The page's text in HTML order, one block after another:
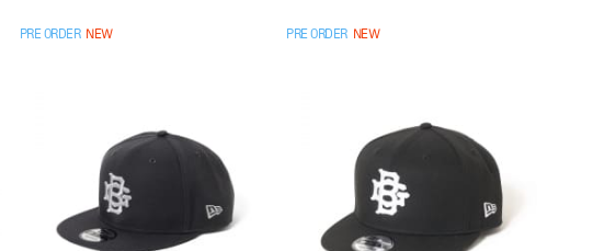
PRE ORDER NEW PRE ORDER NEW